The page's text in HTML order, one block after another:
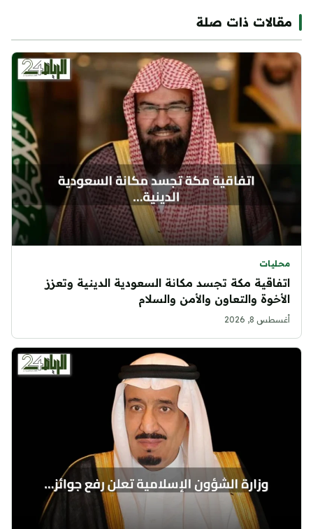
مقالات ذات صلة
محليات
اتفاقية مكة تجسد مكانة السعودية الدينية وتعزز
الأخوة والتعاون والأمن والسلام
أغسطس 8, 2026